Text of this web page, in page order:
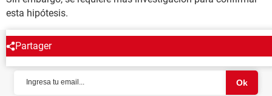
esta hipótesis.
Partager
NEWSLETTER